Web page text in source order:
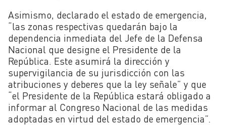
Asimismo, declarado el estado de emergencia,
“las zonas respectivas quedarán bajo la
dependencia inmediata del Jefe de la Defensa
Nacional que designe el Presidente de la
República. Este asumirá la dirección y
supervigilancia de su jurisdicción con las
atribuciones y deberes que la ley señale” y que
“el Presidente de la República estará obligado a
informar al Congreso Nacional de las medidas
adoptadas en virtud del estado de emergencia”.